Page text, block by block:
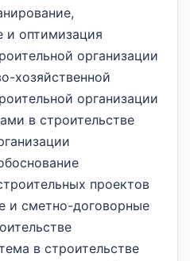
и оптимизация
организации
хозяйственной
организации
в строительстве
проектов
и сметно-договорные
в строительстве